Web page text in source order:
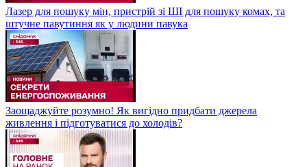
Лазер для пошуку мін, пристрій зі ШІ для пошуку комах, та
штучне павутиння як у людини павука
Заощаджуйте розумно! Як вигідно придбати джерела
живлення і підготуватися до холодів?